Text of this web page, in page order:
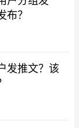
布？
发推文？该